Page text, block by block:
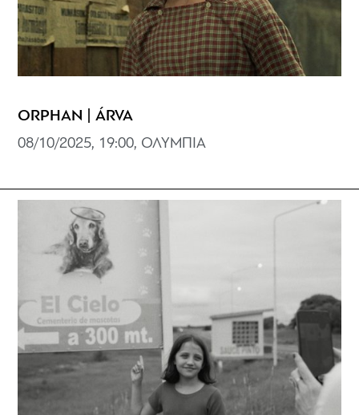
ORPHAN | ÁRVA
08/10/2025, 19:00, ΟΛΥΜΠΙΑ